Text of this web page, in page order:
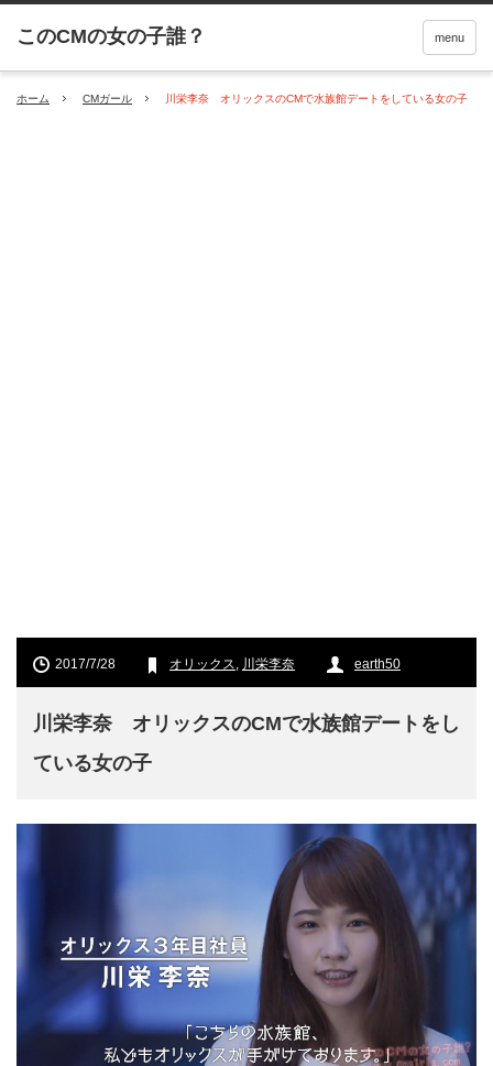
menu
ホーム CMガール 川栄李奈 オリックスのCMで水族館デートをしている女の子
2017/7/28 オリックス, 川栄李奈 earth50
川栄李奈 オリックスのCMで水族館デートをし
ている女の子